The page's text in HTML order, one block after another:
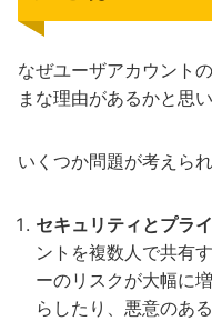
なぜユーザアカウント
まな理由があるかと思い
いくつか問題が考えられ
セキュリティとプラ
ントを複数人で共有
ーのリスクが大幅に
らしたり、悪意のあ